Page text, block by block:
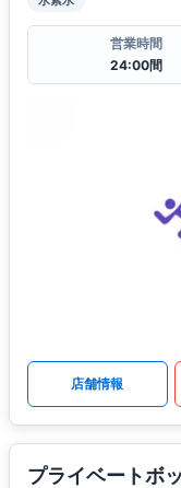
営業時間
24:00間
店舗情報
プライベートボ